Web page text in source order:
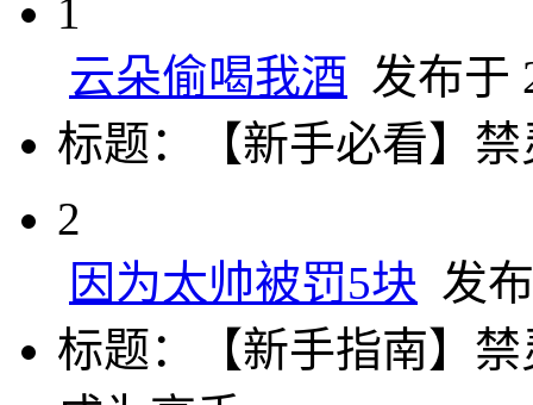
1
云朵偷喝我酒 发布于
标题：【新手必看】
2
因为太帅被罚5块 发
标题：【新手指南】